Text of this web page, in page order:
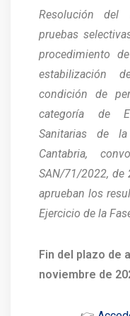
Resolución del
pruebas
procedimiento
estabilización
condición de
categoría de
Sanitarias de
Cantabria,
SAN/71/2022, de
aprueban los
Ejercicio de la
Fin del plazo de
noviembre de